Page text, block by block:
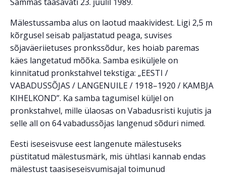
Mälestussamba alus on laotud maakividest. Ligi 2,5 m
kõrgusel seisab paljastatud peaga, suvises
sõjaväeriietuses pronkssõdur, kes hoiab paremas
käes langetatud mõõka. Samba esiküljele on
kinnitatud pronkstahvel tekstiga: „EESTI /
VABADUSSÕJAS / LANGENUILE / 1918–1920 / KAMBJA
KIHELKOND”. Ka samba tagumisel küljel on
pronkstahvel, mille ülaosas on Vabadusristi kujutis ja
selle all on 64 vabadussõjas langenud sõduri nimed.
Eesti iseseisvuse eest langenute mälestuseks
püstitatud mälestusmärk, mis ühtlasi kannab endas
mälestust taasiseseisvumisajal toimunud